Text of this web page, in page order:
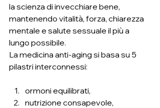
la scienza di invecchiare bene,
mantenendo vitalità, forza, chiarezza
mentale e salute sessuale il più a
lungo possibile.
La medicina anti-aging si basa su 5
pilastri interconnessi:
ormoni equilibrati,
nutrizione consapevole,